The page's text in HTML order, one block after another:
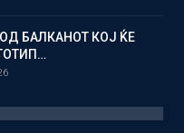
БАЛКАНОТ КОЈ ЌЕ